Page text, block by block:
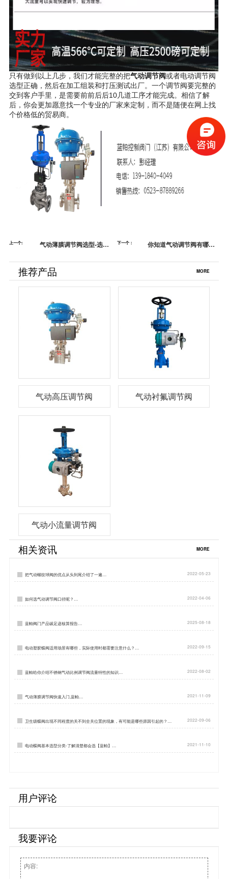
只有做到以上几步，我们才能完整的把气动调节阀或者电动调节阀
选型正确，然后在加工组装和打压测试出厂。一个调节阀要完整的
交到客户手里，是需要前前后后10几道工序才能完成。相信了解
后，你会更加愿意找一个专业的厂家来定制，而不是随便在网上找
个价格低的贸易商。
上一个:
气动薄膜调节阀选型-选型
下一个：
你知道气动调节阀有哪几
推荐产品 MORE
气动高压调节阀 气动衬氟调节阀
气动小流量调节阀
相关资讯 MORE
把气动螺纹球阀的优点从头到尾介绍了一遍… 2022-05-23
如何选气动调节阀口径呢？… 2022-04-06
蓝帕阀门产品碳足迹核算报告… 2025-08-18
电动塑胶蝶阀适用场景有哪些，实际使用时都需要注意什么？… 2022-09-15
蓝帕给你介绍不锈钢气动比例调节阀流量特性的知识… 2022-08-02
气动薄膜调节阀快速入门,蓝帕… 2021-11-09
卫生级蝶阀出现不同程度的关不到全关位置的现象，有可能是哪些原因引起的？… 2022-09-06
电动蝶阀基本选型分类-了解清楚都会选【蓝帕】… 2021-11-10
用户评论
我要评论